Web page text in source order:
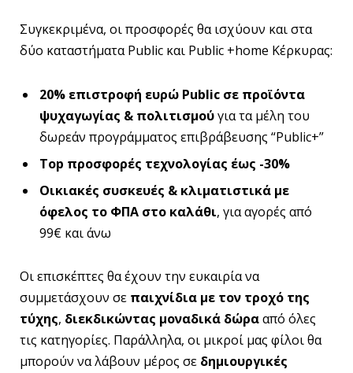
Συγκεκριμένα, οι προσφορές θα ισχύουν και στα
δύο καταστήματα Public και Public +home Κέρκυρας:
20% επιστροφή ευρώ Public σε προϊόντα
ψυχαγωγίας & πολιτισμούγια τα μέλη του
δωρεάν προγράμματος επιβράβευσης “Public+”
Top προσφορές τεχνολογίας έως -30%
Οικιακές συσκευές & κλιματιστικά με
όφελος το ΦΠΑ στο καλάθι, για αγορές από
99€ και άνω
Οι επισκέπτες θα έχουν την ευκαιρία να
συμμετάσχουν σε παιχνίδια με τον τροχό της
τύχης, διεκδικώντας μοναδικά δώρααπό όλες
τις κατηγορίες. Παράλληλα, οι μικροί μας φίλοι θα
μπορούν να λάβουν μέρος σε δημιουργικές